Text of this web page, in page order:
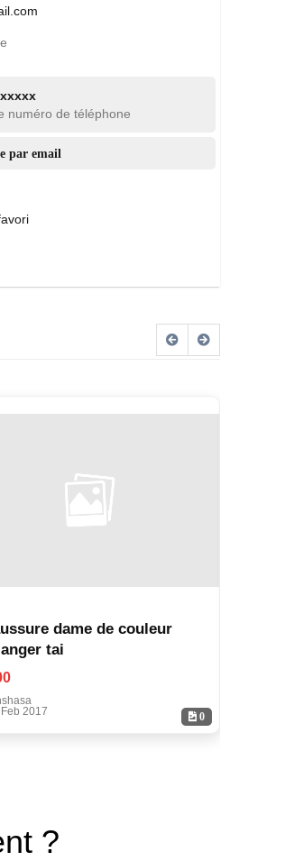
numéro de téléphone
par email
0
dame de couleur
mélanger tai
2017
?